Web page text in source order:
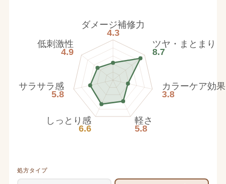
ダメージ補修力
4.3
ツヤ・まとまり
8.7
カラーケア効果
3.8
軽さ
5.8
しっとり感
6.6
サラサラ感
5.8
低刺激性
4.9
処方タイプ